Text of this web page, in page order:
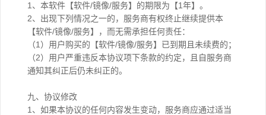
1、本软件【软件/镜像/服务】的期限为【1年】。
2、出现下列情况之一的，服务商有权终止继续提供本
【软件/镜像/服务】，而无需承担任何责任：
（1）用户购买的【软件/镜像/服务】已到期且未续费的；
（2）用户严重违反本协议项下条款的约定，且自服务商
通知其纠正后仍未纠正的。
九、协议修改
1、如果本协议的任何内容发生变动，服务商应通过适当